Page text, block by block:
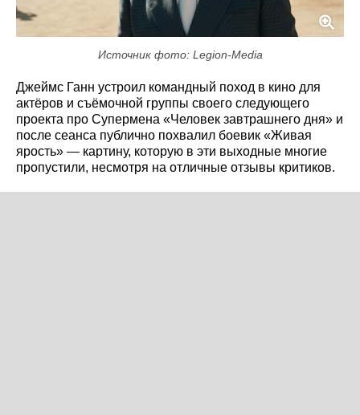
Источник фото: Legion-Media
Джеймс Ганн устроил командный поход в кино для
актёров и съёмочной группы своего следующего
проекта про Супермена «Человек завтрашнего дня» и
после сеанса публично похвалил боевик «Живая
ярость» — картину, которую в эти выходные многие
пропустили, несмотря на отличные отзывы критиков.